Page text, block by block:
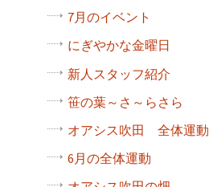
7月のイベント
にぎやかな金曜日
新人スタッフ紹介
笹の葉～さ～らさら
オアシス吹田 全体運動
6月の全体運動